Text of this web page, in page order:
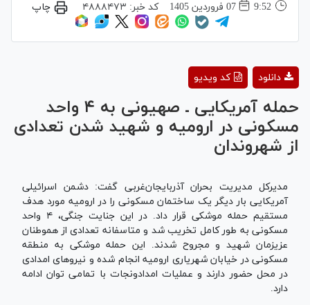
9:52
07 فروردين 1405 کد خبر: ۴۸۸۸۴۷۳ چاپ
Video
کد ویدیو دانلود
حمله آمریکایی ـ صهیونی به ۴ واحد
مسکونی در ارومیه و شهید شدن تعدادی
از شهروندان
مدیرکل مدیریت بحران آذربایجان‌غربی گفت: دشمن اسرائیلی
آمریکایی بار دیگر یک ساختمان مسکونی را در ارومیه مورد هدف
مستقیم حمله موشکی قرار داد. در این جنایت جنگی، ۴ واحد
مسکونی به طور کامل تخریب شد و متاسفانه تعدادی از هموطنان
عزیزمان شهید و مجروح شدند. ‌این حمله موشکی به منطقه
مسکونی در خیابان شهریاری ارومیه انجام شده و نیروهای امدادی
در محل حضور دارند و عملیات امدادونجات با تمامی توان ادامه
دارد.